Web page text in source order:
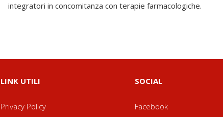
integratori in concomitanza con terapie farmacologiche.
LINK UTILI
Privacy Policy
SOCIAL
Facebook